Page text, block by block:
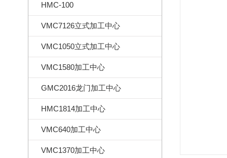
HMC-100
VMC7126立式加工中心
VMC1050立式加工中心
VMC1580加工中心
GMC2016龙门加工中心
HMC1814加工中心
VMC640加工中心
VMC1370加工中心